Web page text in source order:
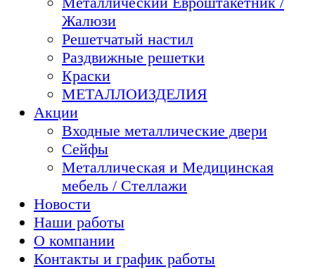
Жалюзи
Решетчатый настил
Раздвижные решетки
Краски
МЕТАЛЛОИЗДЕЛИЯ
Акции
Входные металлические двери
Сейфы
Металлическая и Медицинская
мебель / Стеллажи
Новости
Наши работы
О компании
Контакты и график работы